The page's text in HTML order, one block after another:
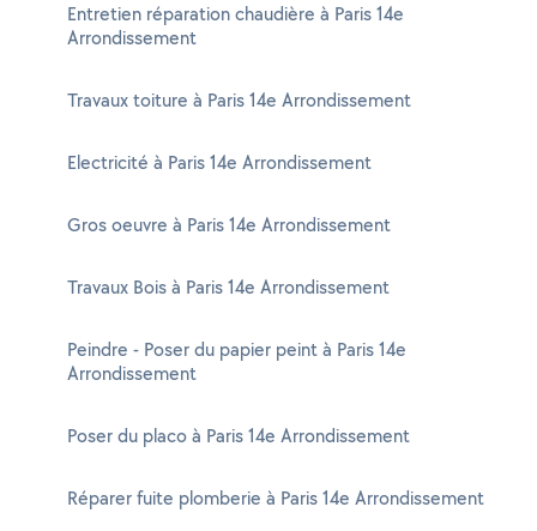
Entretien réparation chaudière à Paris 14e
Arrondissement
Travaux toiture à Paris 14e Arrondissement
Electricité à Paris 14e Arrondissement
Gros oeuvre à Paris 14e Arrondissement
Travaux Bois à Paris 14e Arrondissement
Peindre - Poser du papier peint à Paris 14e
Arrondissement
Poser du placo à Paris 14e Arrondissement
Réparer fuite plomberie à Paris 14e Arrondissement